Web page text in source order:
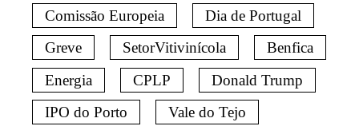
Comissão Europeia
Dia de Portugal
Greve
SetorVitivinícola
Benfica
Energia
CPLP
Donald Trump
IPO do Porto
Vale do Tejo